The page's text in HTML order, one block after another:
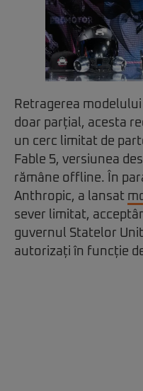
Retragerea
doar parțial, acesta
un cerc limitat de
Fable 5, versiunea
rămâne offline. În
Anthropic, a lansat
sever limitat,
guvernul Statelor
autorizați în funcție